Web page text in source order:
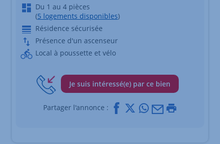
Du 1 au 4 pièces
(5 logements disponibles)
Résidence sécurisée
Présence d'un ascenseur
Local à poussette et vélo
Je suis intéressé(e) par ce bien
Partager l'annonce : Facebook
X Whatsapp
Mail